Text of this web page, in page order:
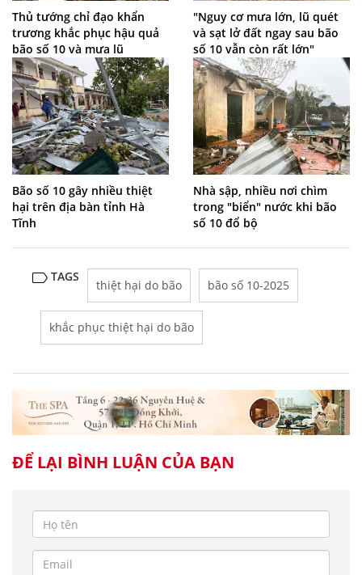
Thủ tướng chỉ đạo khẩn
trương khắc phục hậu quả
bão số 10 và mưa lũ
"Nguy cơ mưa lớn, lũ quét
và sạt lở đất ngay sau bão
số 10 vẫn còn rất lớn"
Bão số 10 gây nhiều thiệt
hại trên địa bàn tỉnh Hà
Tĩnh
Nhà sập, nhiều nơi chìm
trong "biển" nước khi bão
số 10 đổ bộ
TAGS
thiệt hại do bão bão số 10-2025
khắc phục thiệt hại do bão
ĐỂ LẠI BÌNH LUẬN CỦA BẠN